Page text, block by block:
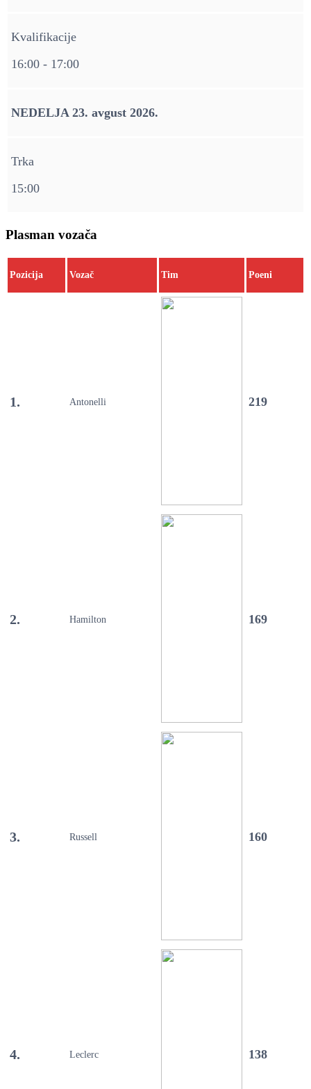
Kvalifikacije
16:00 - 17:00
NEDELJA 23. avgust 2026.
Trka
15:00
Plasman vozača
Pozicija Vozač Tim Poeni
1. Antonelli 219
2. Hamilton 169
3. Russell 160
4. Leclerc 138